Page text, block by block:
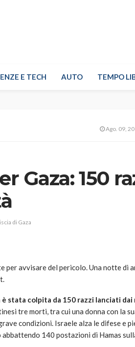
E TECH AUTO TEMPO
Ago. 09,
Gaza: 150
di Gaza
avvisare del pericolo. Una notte di
è stata colpita da 150 razzi lanciati
tre morti, tra cui una donna con la
condizioni. Israele alza le difese e
140 postazioni di Hamas
MG alle Final 8
Davis: tennis
passione per